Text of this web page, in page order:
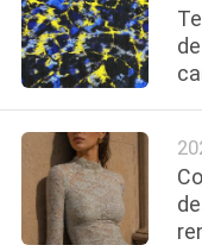
DE
QUALIDADE
FALE
CONOSCO